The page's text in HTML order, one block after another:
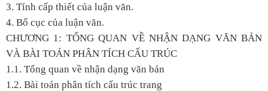
3. Tính cấp thiết của luận văn.
4. Bố cục của luận văn.
CHƯƠNG 1: TỔNG QUAN VỀ NHẬN DẠNG VĂN BẢN
VÀ BÀI TOÁN PHÂN TÍCH CẤU TRÚC
1.1. Tổng quan về nhận dạng văn bản
1.2. Bài toán phân tích cấu trúc trang